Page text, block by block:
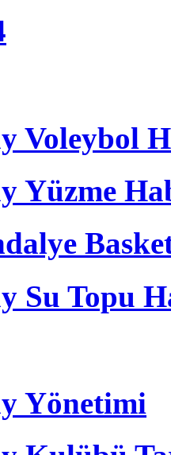
Voleybol
Yüzme
Su Topu
Yönetimi